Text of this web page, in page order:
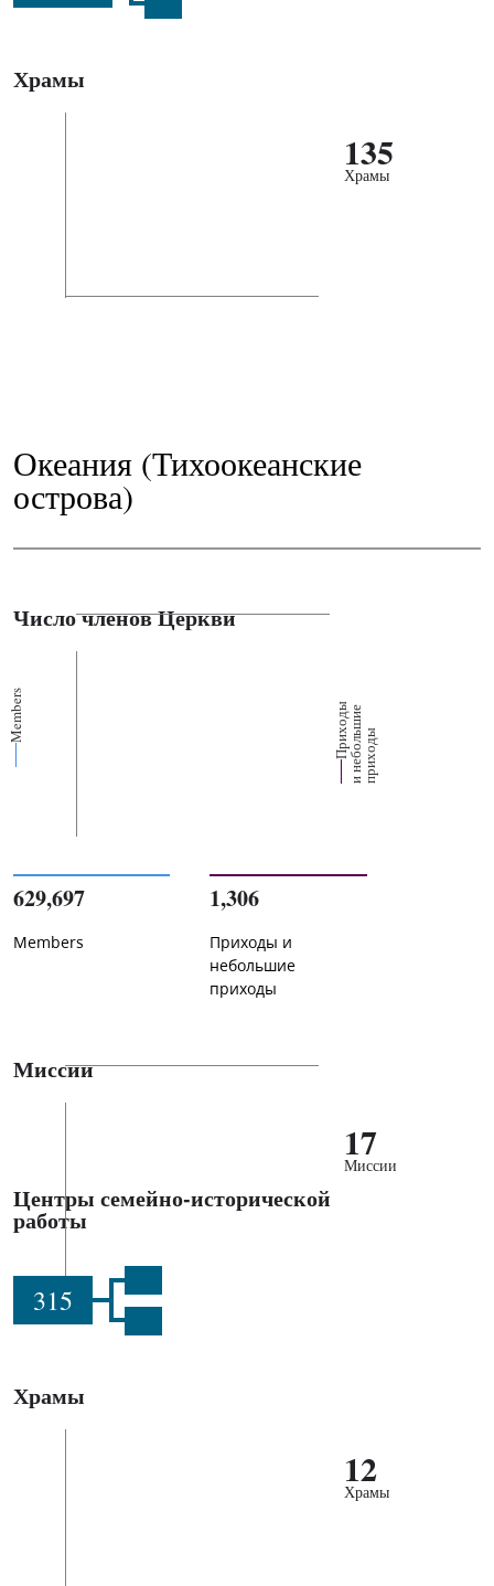
Храмы
135
Храмы
Океания (Тихоокеанские
острова)
Число членов Церкви
Members П
р
их
о
д
ы
и
н
е
б
о
ль
ш
ие
п
р
и
х
о
ды
629,697
Members
1,306
Приходы и
небольшие
приходы
Миссии
17
Миссии
Центры семейно-исторической
работы
315
Храмы
12
Храмы